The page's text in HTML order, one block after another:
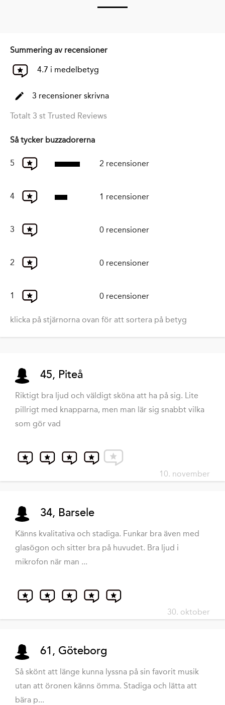
Summering av recensioner
4.7 i medelbetyg
3 recensioner skrivna
Totalt 3 st Trusted Reviews
Så tycker buzzadorerna
5 2 recensioner
4 1 recensioner
3 0 recensioner
2 0 recensioner
1 0 recensioner
klicka på stjärnorna ovan för att sortera på betyg
45, Piteå
Riktigt bra ljud och väldigt sköna att ha på sig. Lite
pillrigt med knapparna, men man lär sig snabbt vilka
som gör vad
10. november
34, Barsele
Känns kvalitativa och stadiga. Funkar bra även med
glasögon och sitter bra på huvudet. Bra ljud i
mikrofon när man ...
30. oktober
61, Göteborg
Så skönt att länge kunna lyssna på sin favorit musik
utan att öronen känns ömma. Stadiga och lätta att
bära p...